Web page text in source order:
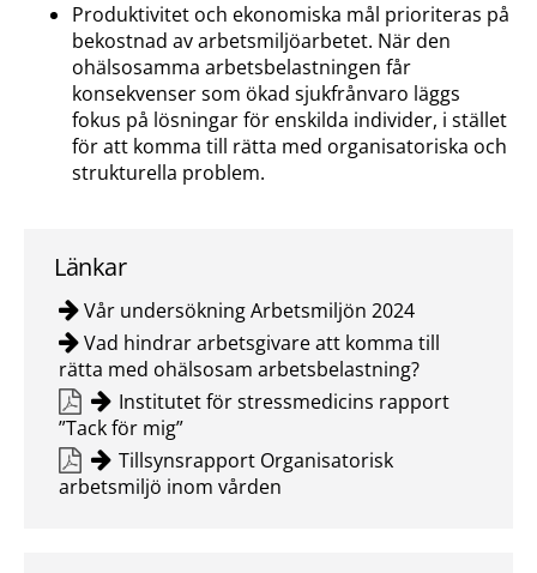
Produktivitet och ekonomiska mål prioriteras på
bekostnad av arbetsmiljöarbetet. När den
ohälsosamma arbetsbelastningen får
konsekvenser som ökad sjukfrånvaro läggs
fokus på lösningar för enskilda individer, i stället
för att komma till rätta med organisatoriska och
strukturella problem.
Länkar
Vår undersökning Arbetsmiljön 2024
Vad hindrar arbetsgivare att komma till
rätta med ohälsosam arbetsbelastning?
Institutet för stressmedicins rapport
”Tack för mig”
Tillsynsrapport Organisatorisk
arbetsmiljö inom vården